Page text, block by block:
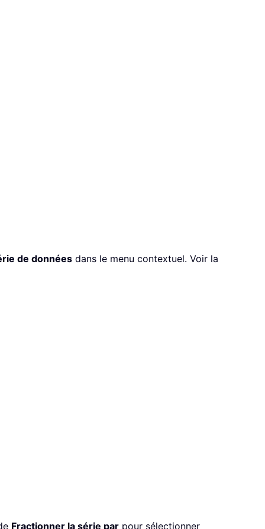
de données dans le menu contextuel. Voir la
Fractionner la série par pour sélectionner